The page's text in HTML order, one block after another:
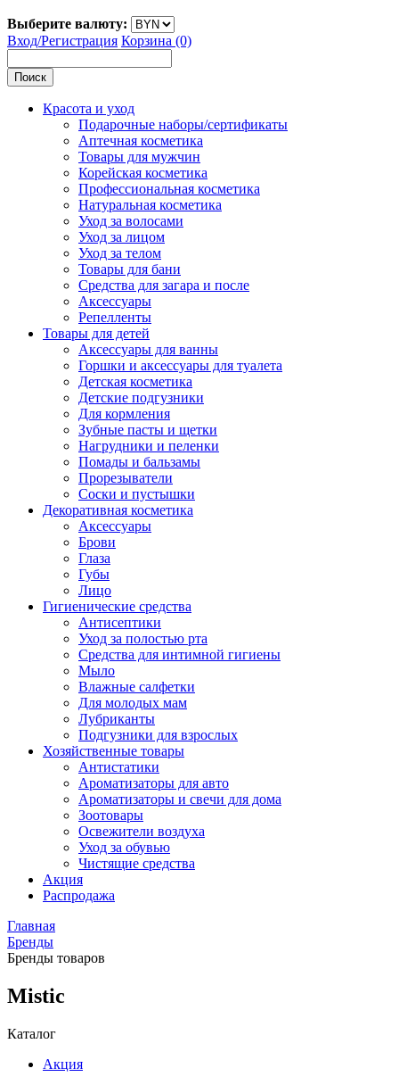
Выберите валюту:
Вход/Регистрация Корзина (0)
Поиск
Красота и уход
Подарочные наборы/сертификаты
Аптечная косметика
Товары для мужчин
Корейская косметика
Профессиональная косметика
Натуральная косметика
Уход за волосами
Уход за лицом
Уход за телом
Товары для бани
Средства для загара и после
Аксессуары
Репелленты
Товары для детей
Аксессуары для ванны
Горшки и аксессуары для туалета
Детская косметика
Детские подгузники
Для кормления
Зубные пасты и щетки
Нагрудники и пеленки
Помады и бальзамы
Прорезыватели
Соски и пустышки
Декоративная косметика
Аксессуары
Брови
Глаза
Губы
Лицо
Гигиенические средства
Антисептики
Уход за полостью рта
Средства для интимной гигиены
Мыло
Влажные салфетки
Для молодых мам
Лубриканты
Подгузники для взрослых
Хозяйственные товары
Антистатики
Ароматизаторы для авто
Ароматизаторы и свечи для дома
Зоотовары
Освежители воздуха
Уход за обувью
Чистящие средства
Акция
Распродажа
Главная
Бренды
Бренды товаров
Mistic
Каталог
Акция